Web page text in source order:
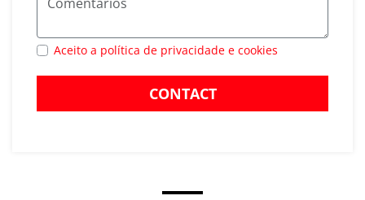
Aceito a política de privacidade e cookies
CONTACT